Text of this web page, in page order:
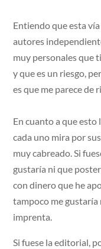
Entiendo que esta
autores
muy personales que
y que es un riesgo,
es que me parece de
En cuanto a que
cada uno mira por
muy cabreado. Si
gustaría ni que
con dinero que he
tampoco me
imprenta.
Si fuese la editorial,